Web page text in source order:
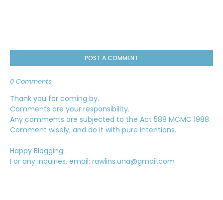
POST A COMMENT
0 Comments
Thank you for coming by.
Comments are your responsibility.
Any comments are subjected to the Act 588 MCMC 1988.
Comment wisely, and do it with pure intentions.
Happy Blogging .
For any inquiries, email: rawlins.una@gmail.com